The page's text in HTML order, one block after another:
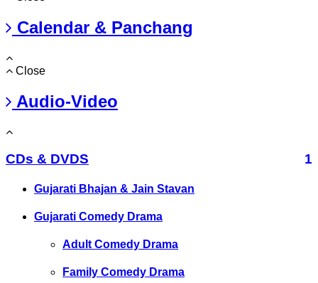
Calendar & Panchang
Close
Audio-Video
CDs & DVDS 1
Gujarati Bhajan & Jain Stavan
Gujarati Comedy Drama
Adult Comedy Drama
Family Comedy Drama